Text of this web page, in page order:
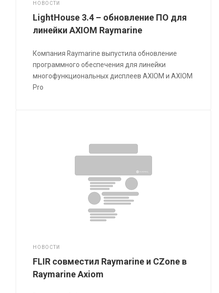
НОВОСТИ
LightHouse 3.4 – обновление ПО для
линейки AXIOM Raymarine
Компания Raymarine выпустила обновление
программного обеспечения для линейки
многофункциональных дисплеев AXIOM и AXIOM
Pro
НОВОСТИ
FLIR совместил Raymarine и CZone в
Raymarine Axiom